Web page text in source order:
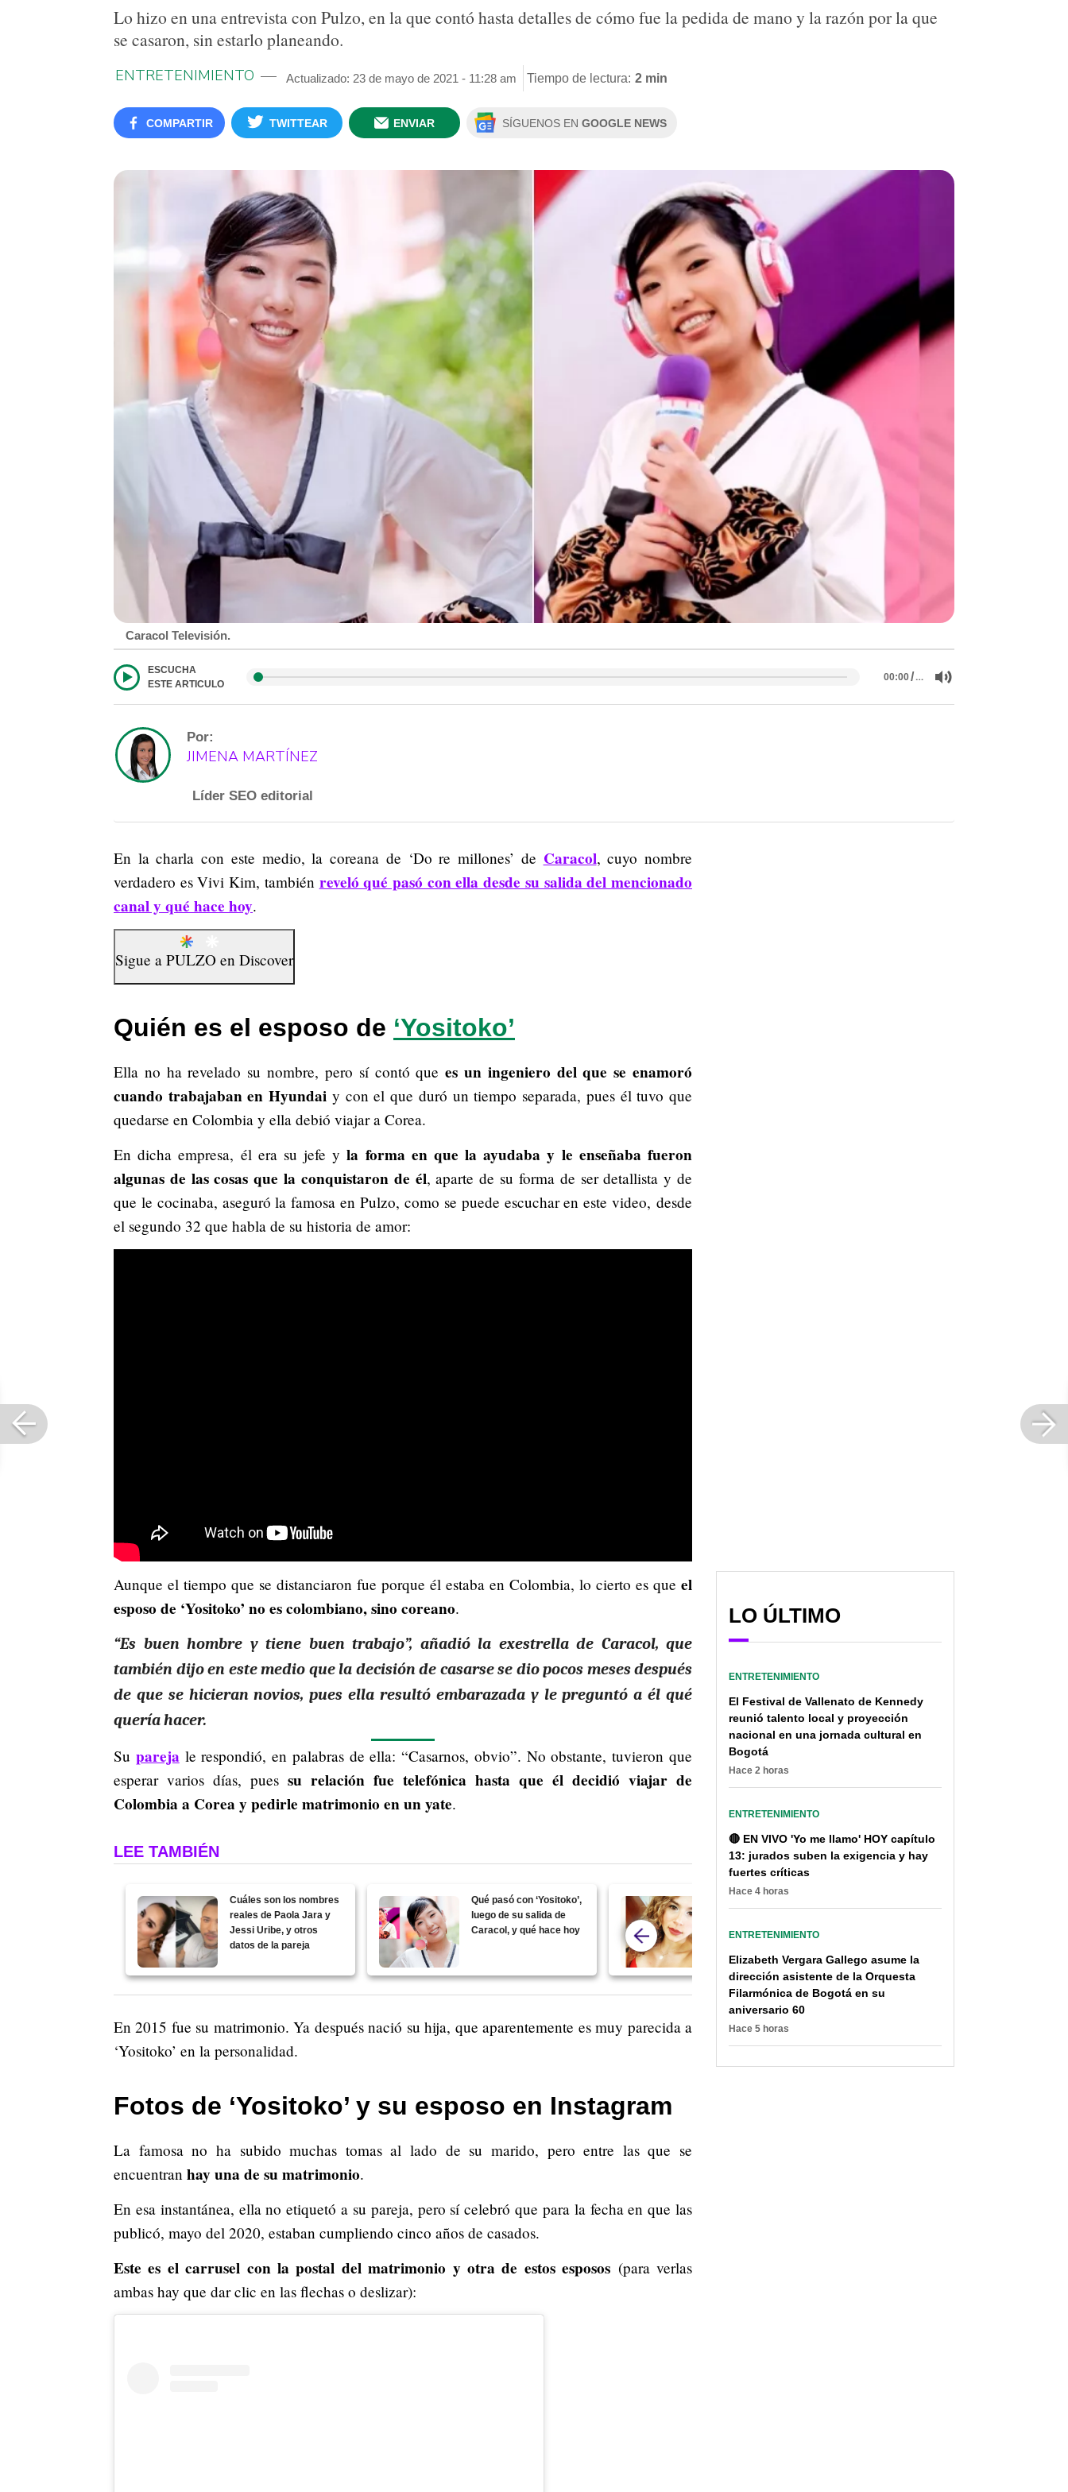
Lo hizo en una entrevista con Pulzo, en la que contó hasta detalles de cómo fue la pedida de mano y la razón por la que
se casaron, sin estarlo planeando.
ENTRETENIMIENTO Actualizado: 23 de mayo de 2021 - 11:28 am Tiempo de lectura: 2 min
COMPARTIR TWITTEAR ENVIAR SÍGUENOS EN GOOGLE NEWS
Caracol Televisión.
ESCUCHA
ESTE ARTICULO
00:00/…
Por:
JIMENA MARTÍNEZ
Líder SEO editorial
En la charla con este medio, la coreana de ‘Do re millones’ de Caracol, cuyo nombre
verdadero es Vivi Kim, también reveló qué pasó con ella desde su salida del mencionado
canal y qué hace hoy.
Sigue a PULZO en Discover
Quién es el esposo de ‘Yositoko’
Ella no ha revelado su nombre, pero sí contó quees un ingeniero del que se enamoró
cuando trabajaban en Hyundai y con el que duró un tiempo separada, pues él tuvo que
quedarse en Colombia y ella debió viajar a Corea.
En dicha empresa, él era su jefe yla forma en que la ayudaba y le enseñaba fueron
algunas de las cosas que la conquistaron de él, aparte de su forma de ser detallista y de
que le cocinaba, aseguró la famosa en Pulzo, como se puede escuchar en este video, desde
el segundo 32 que habla de su historia de amor:
Aunque el tiempo que se distanciaron fue porque él estaba en Colombia, lo cierto es que el
esposo de ‘Yositoko’ no es colombiano, sino coreano.
“Es buen hombre y tiene buen trabajo”, añadió la exestrella de Caracol, que
también dijo en este medio que la decisión de casarse se dio pocos meses después
de que se hicieran novios, pues ella resultó embarazada y le preguntó a él qué
quería hacer.
Su parejale respondió, en palabras de ella: “Casarnos, obvio”. No obstante, tuvieron que
esperar varios días, pues su relación fue telefónica hasta que él decidió viajar de
Colombia a Corea y pedirle matrimonio en un yate.
LEE TAMBIÉN
Cuáles son los nombres
reales de Paola Jara y
Jessi Uribe, y otros
datos de la pareja
Qué pasó con ‘Yositoko’,
luego de su salida de
Caracol, y qué hace hoy
le pone color a sus
En 2015 fue su matrimonio. Ya después nació su hija, que aparentemente es muy parecida a
‘Yositoko’ en la personalidad.
Fotos de ‘Yositoko’ y su esposo en Instagram
La famosa no ha subido muchas tomas al lado de su marido, pero entre las que se
encuentran hay una de su matrimonio.
En esa instantánea, ella no etiquetó a su pareja, pero sí celebró que para la fecha en que las
publicó, mayo del 2020, estaban cumpliendo cinco años de casados.
Este es el carrusel con la postal del matrimonio y otra de estos esposos (para verlas
ambas hay que dar clic en las flechas o deslizar):
LO ÚLTIMO
ENTRETENIMIENTO
El Festival de Vallenato de Kennedy
reunió talento local y proyección
nacional en una jornada cultural en
Bogotá
Hace 2 horas
ENTRETENIMIENTO
🔴 EN VIVO 'Yo me llamo' HOY capítulo
13: jurados suben la exigencia y hay
fuertes críticas
Hace 4 horas
ENTRETENIMIENTO
Elizabeth Vergara Gallego asume la
dirección asistente de la Orquesta
Filarmónica de Bogotá en su
aniversario 60
Hace 5 horas